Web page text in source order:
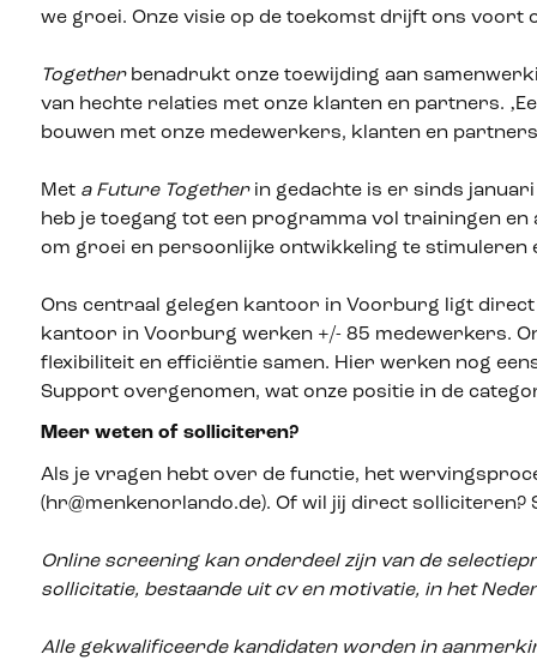
we groei. Onze visie op de toekomst drijft ons voort
Togetherbenadrukt onze toewijding aan
van hechte relaties met onze klanten en partners.
bouwen met onze medewerkers, klanten en
Met a Future Together in gedachte is er sinds
heb je toegang tot een programma vol trainingen
om groei en persoonlijke ontwikkeling te
Ons centraal gelegen kantoor in Voorburg ligt
kantoor in Voorburg werken +/- 85 medewerkers.
flexibiliteit en efficiëntie samen. Hier werken nog
Support overgenomen, wat onze positie in de
Meer weten of solliciteren?
Als je vragen hebt over de functie, het
(hr@menkenorlando.de). Of wil jij direct
Online screening kan onderdeel zijn van de
sollicitatie, bestaande uit cv en motivatie, in het
Alle gekwalificeerde kandidaten worden in